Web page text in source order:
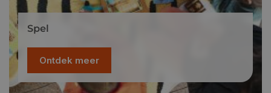
Spel
Ontdek meer